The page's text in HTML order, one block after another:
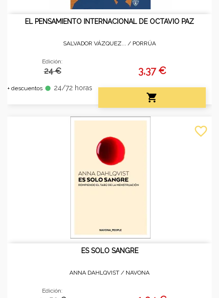
EL PENSAMIENTO INTERNACIONAL DE OCTAVIO PAZ
SALVADOR VÁZQUEZ... / PORRÚA
Edición:
24 €
+ descuentos fiber_manual_record 24/72 horas
3,37 €

ES SOLO SANGRE
ANNA DAHLQVIST / NAVONA
Edición:
favorite_border